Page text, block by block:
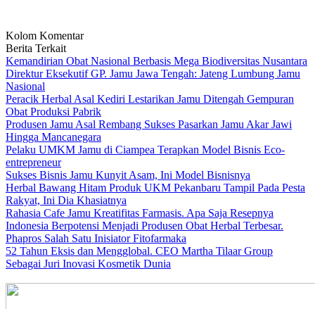
Kolom Komentar
Berita Terkait
Kemandirian Obat Nasional Berbasis Mega Biodiversitas Nusantara
Direktur Eksekutif GP. Jamu Jawa Tengah: Jateng Lumbung Jamu
Nasional
Peracik Herbal Asal Kediri Lestarikan Jamu Ditengah Gempuran
Obat Produksi Pabrik
Produsen Jamu Asal Rembang Sukses Pasarkan Jamu Akar Jawi
Hingga Mancanegara
Pelaku UMKM Jamu di Ciampea Terapkan Model Bisnis Eco-
entrepreneur
Sukses Bisnis Jamu Kunyit Asam, Ini Model Bisnisnya
Herbal Bawang Hitam Produk UKM Pekanbaru Tampil Pada Pesta
Rakyat, Ini Dia Khasiatnya
Rahasia Cafe Jamu Kreatifitas Farmasis. Apa Saja Resepnya
Indonesia Berpotensi Menjadi Produsen Obat Herbal Terbesar.
Phapros Salah Satu Inisiator Fitofarmaka
52 Tahun Eksis dan Mengglobal. CEO Martha Tilaar Group
Sebagai Juri Inovasi Kosmetik Dunia